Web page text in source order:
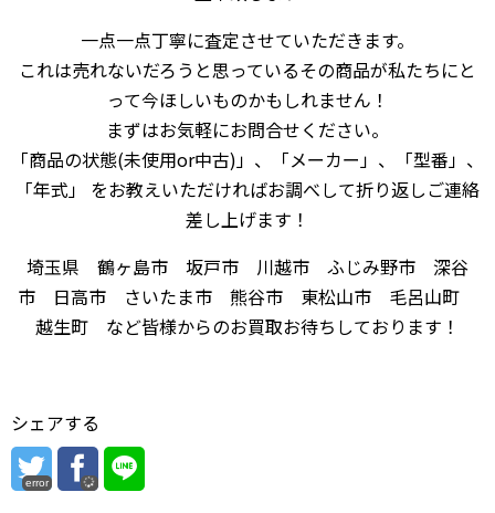
一点一点丁寧に査定させていただきます。
これは売れないだろうと思っているその商品が私たちにと
って今ほしいものかもしれません！
まずはお気軽にお問合せください。
「商品の状態(未使用or中古)」、「メーカー」、「型番」、
「年式」 をお教えいただければお調べして折り返しご連絡
差し上げます！
埼玉県 鶴ヶ島市 坂戸市 川越市 ふじみ野市 深谷
市 日高市 さいたま市 熊谷市 東松山市 毛呂山町
越生町 など皆様からのお買取お待ちしております！
シェアする
error